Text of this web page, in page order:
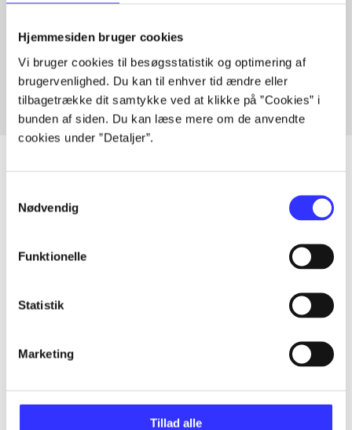
Hjemmesiden bruger cookies
Vi bruger cookies til besøgsstatistik og optimering af
brugervenlighed. Du kan til enhver tid ændre eller
tilbagetrække dit samtykke ved at klikke på ”Cookies” i
bunden af siden. Du kan læse mere om de anvendte
cookies under ”Detaljer”.
Nødvendig
Funktionelle
Statistik
Marketing
Tillad alle
Artikler med samme emner
Fra
Artikler